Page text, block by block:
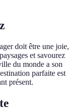
doit être une joie,
et savourez
du monde a son
parfaite est
présent.